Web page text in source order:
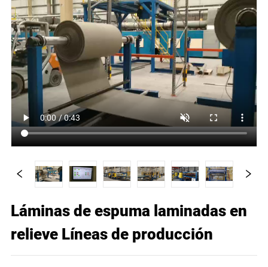
Láminas de espuma laminadas en
relieve Líneas de producción